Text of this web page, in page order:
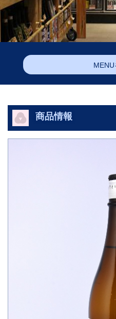
MENU
商品情報